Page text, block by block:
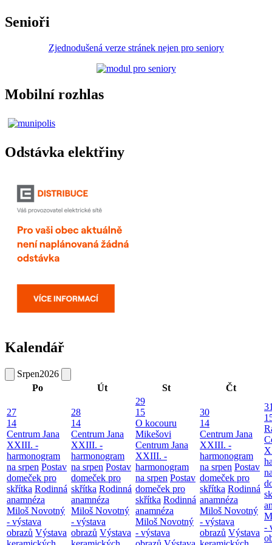
Senioři
Zjednodušená verze stránek nejen pro seniory
Mobilní rozhlas
Odstávka elektřiny
Kalendář
Srpen2026
Po
Út St Čt
27
14
Centrum Jana
XXIII. -
harmonogram
na srpen Postav
domeček pro
skřítka Rodinná
anamnéza
Miloš Novotný
- výstava
obrazů Výstava
28
14
Centrum Jana
XXIII. -
harmonogram
na srpen Postav
domeček pro
skřítka Rodinná
anamnéza
Miloš Novotný
- výstava
obrazů Výstava
29
15
O kocouru
Mikešovi
Centrum Jana
XXIII. -
harmonogram
na srpen Postav
domeček pro
skřítka Rodinná
anamnéza
Miloš Novotný
- výstava
30
14
Centrum Jana
XXIII. -
harmonogram
na srpen Postav
domeček pro
skřítka Rodinná
anamnéza
Miloš Novotný
- výstava
obrazů Výstava
-